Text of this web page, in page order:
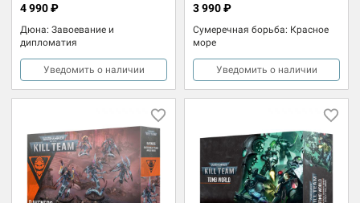
Дюна: Завоевание и
дипломатия
4 990 ₽
Уведомить о наличии
Сумеречная борьба: Красное
море
3 990 ₽
Уведомить о наличии